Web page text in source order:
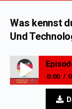
Was kennst
Und
0:00
Episode 11 –